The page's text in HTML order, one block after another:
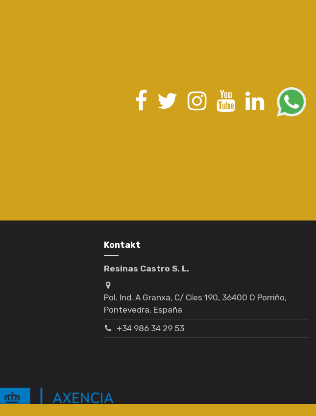
Kontakt
Resinas Castro S. L.
Pol. Ind. A Granxa, C/ Cíes 190, 36400 O Porriño,
Pontevedra, España
+34 986 34 29 53